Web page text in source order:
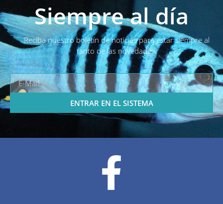
Siempre al día
Reciba nuestro boletín de noticias para estar siempre al
tanto de las novedades.
ENTRAR EN EL SISTEMA